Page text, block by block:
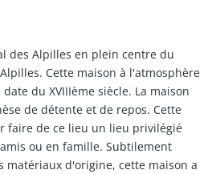
des Alpilles en plein centre du
Cette maison à l'atmosphère
du XVIIIème siècle. La maison
de détente et de repos. Cette
faire de ce lieu un lieu privilégié
ou en famille. Subtilement
matériaux d'origine, cette maison a